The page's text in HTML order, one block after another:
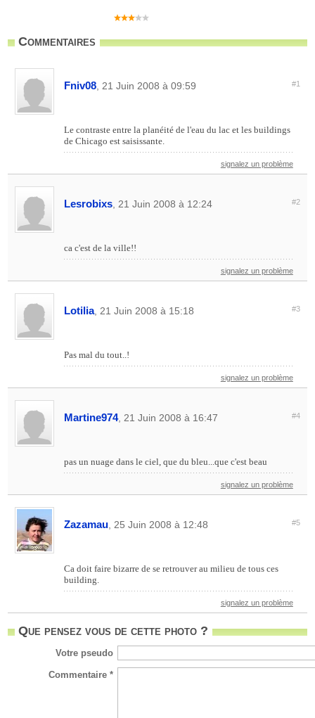
Commentaires
Fniv08 , 21 Juin 2008 à 09:59 #1
Le contraste entre la planéité de l'eau du lac et les buildings
de Chicago est saisissante.
signalez un problème
Lesrobixs , 21 Juin 2008 à 12:24 #2
ca c'est de la ville!!
signalez un problème
Lotilia, 21 Juin 2008 à 15:18 #3
Pas mal du tout..!
signalez un problème
Martine974, 21 Juin 2008 à 16:47 #4
pas un nuage dans le ciel, que du bleu...que c'est beau
signalez un problème
Zazamau , 25 Juin 2008 à 12:48 #5
Ca doit faire bizarre de se retrouver au milieu de tous ces
building.
signalez un problème
Que pensez vous de cette photo ?
Votre pseudo
Commentaire *